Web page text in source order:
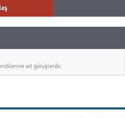
ait görüşlerdir.